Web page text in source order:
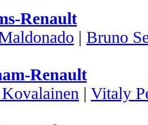
Renault
| Bruno
Renault
| Vitaly